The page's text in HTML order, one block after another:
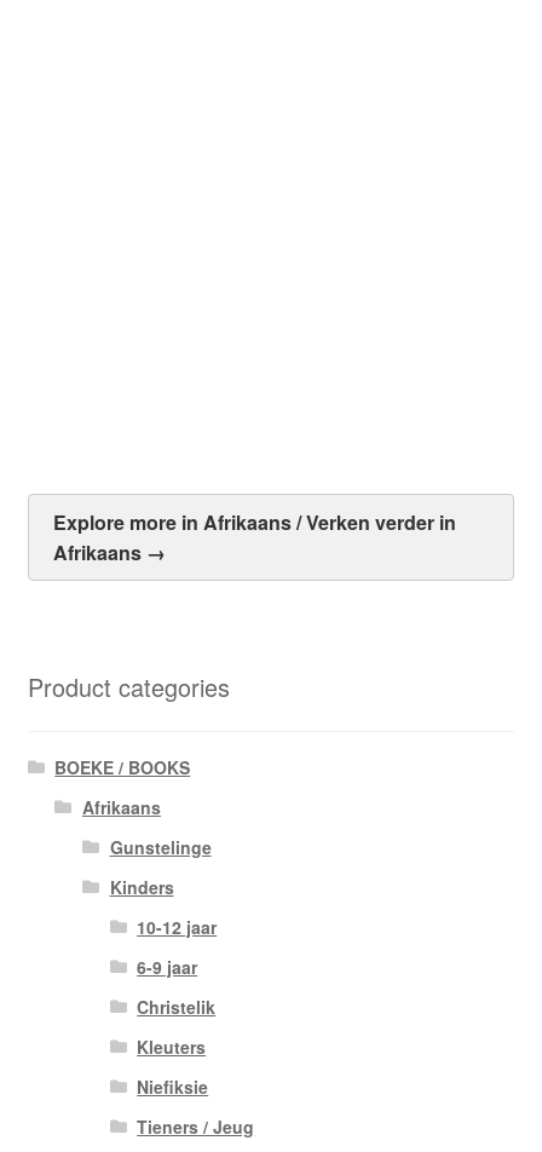
Explore more in Afrikaans / Verken verder in
Afrikaans →
Product categories
BOEKE / BOOKS
Afrikaans
Gunstelinge
Kinders
10-12 jaar
6-9 jaar
Christelik
Kleuters
Niefiksie
Tieners / Jeug